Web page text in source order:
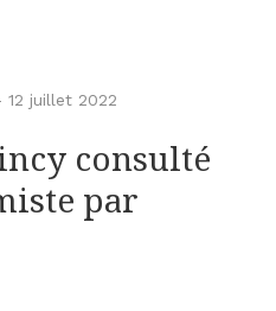
12 juillet 2022
consulté
par